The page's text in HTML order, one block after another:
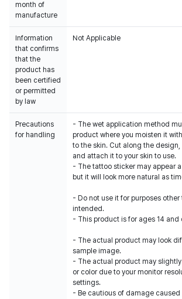
month of
manufacture
Information
that confirms
that the
product has
been certified
or permitted
by law
Not Applicable
Precautions
for handling
- The wet application method
product where you moisten it
to the skin. Cut along the design,
and attach it to your skin to use.
- The tattoo sticker may appear
but it will look more natural as
- Do not use it for purposes
intended.
- This product is for ages 14 and
- The actual product may look
sample image.
- The actual product may
or color due to your monitor
settings.
- Be cautious of damage caused